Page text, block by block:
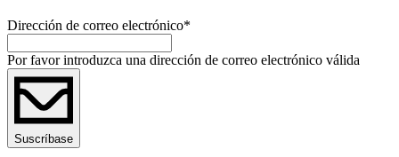
Dirección de correo electrónico*
Por favor introduzca una dirección de correo electrónico válida
Suscríbase